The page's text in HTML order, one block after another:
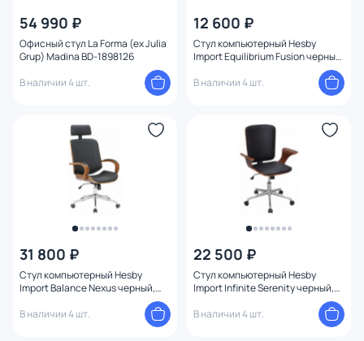
54 990 ₽
Офисный стул La Forma (ex Julia
Grup) Madina BD-1898126
В наличии 4 шт.
12 600 ₽
Стул компьютерный Hesby
Import Equilibrium Fusion черный,
В наличии 4 шт.
31 800 ₽
Стул компьютерный Hesby
Import Balance Nexus черный,
В наличии 4 шт.
22 500 ₽
Стул компьютерный Hesby
Import Infinite Serenity черный,
В наличии 4 шт.